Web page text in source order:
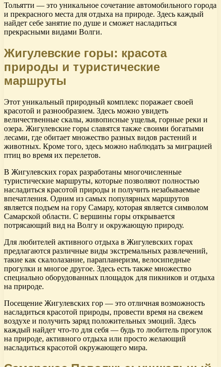
Тольятти — это уникальное сочетание автомобильного города
и прекрасного места для отдыха на природе. Здесь каждый
найдет себе занятие по душе и сможет насладиться
прекрасными видами Волги.
Жигулевские горы: красота
природы и туристические
маршруты
Этот уникальный природный комплекс поражает своей
красотой и разнообразием. Здесь можно увидеть
величественные скалы, живописные ущелья, горные реки и
озера. Жигулевские горы славятся также своими богатыми
лесами, где обитает множество разных видов растений и
животных. Кроме того, здесь можно наблюдать за миграцией
птиц во время их перелетов.
В Жигулевских горах разработаны многочисленные
туристические маршруты, которые позволяют полностью
насладиться красотой природы и получить незабываемые
впечатления. Одним из самых популярных маршрутов
является подъем на гору Самару, которая является символом
Самарской области. С вершины горы открывается
потрясающий вид на Волгу и окружающую природу.
Для любителей активного отдыха в Жигулевских горах
предлагаются различные виды экстремальных развлечений,
такие как скалолазание, парапланеризм, велосипедные
прогулки и многое другое. Здесь есть также множество
специально оборудованных площадок для пикников и отдыха
на природе.
Посещение Жигулевских гор — это отличная возможность
насладиться красотой природы, провести время на свежем
воздухе и получить заряд положительных эмоций. Здесь
каждый найдет что-то для себя — будь то любитель прогулок
на природе, активного отдыха или просто желающий
насладиться красотой окружающего мира.